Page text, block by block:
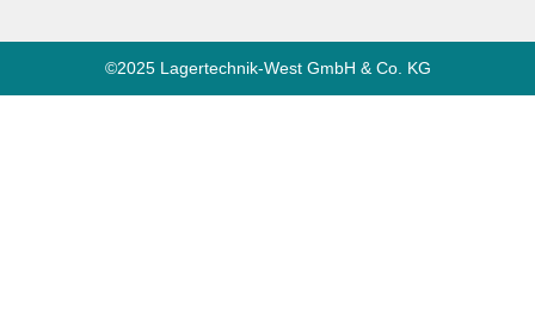
©2025 Lagertechnik-West GmbH & Co. KG